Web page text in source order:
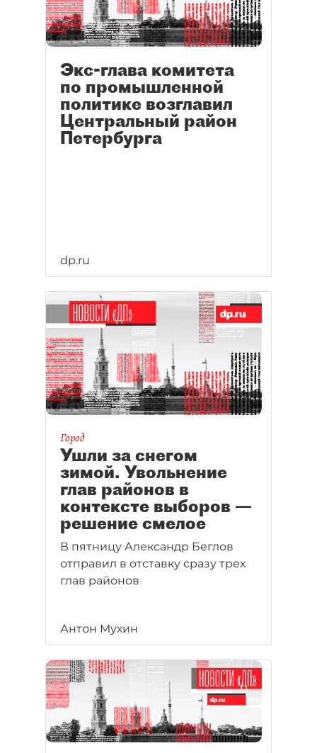
Экс-глава комитета
по промышленной
политике возглавил
Центральный район
Петербурга
dp.ru
Город
Ушли за снегом
зимой. Увольнение
глав районов в
контексте выборов —
решение смелое
В пятницу Александр Беглов
отправил в отставку сразу трех
глав районов
Антон Мухин